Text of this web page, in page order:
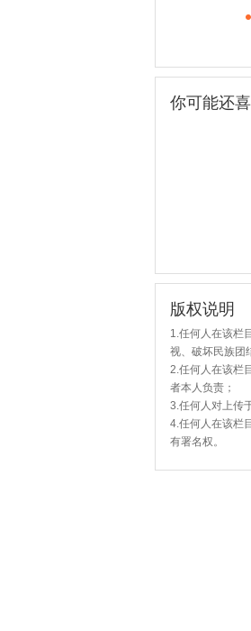
你可能还
版权说明
1.任何人在该栏
视、破坏民族团
2.任何人在该栏
者本人负责；
3.任何人对上传
4.任何人在该栏
有署名权。